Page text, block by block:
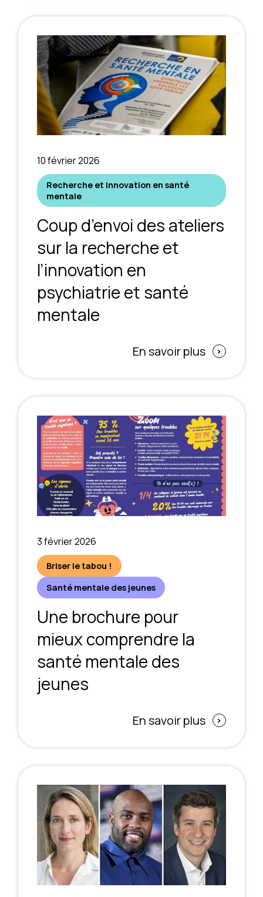
10 février 2026
Recherche et innovation en santé
mentale
Coup d’envoi des ateliers
sur la recherche et
l’innovation en
psychiatrie et santé
mentale
En savoir plus
3 février 2026
Briser le tabou !
Santé mentale des jeunes
Une brochure pour
mieux comprendre la
santé mentale des
jeunes
En savoir plus